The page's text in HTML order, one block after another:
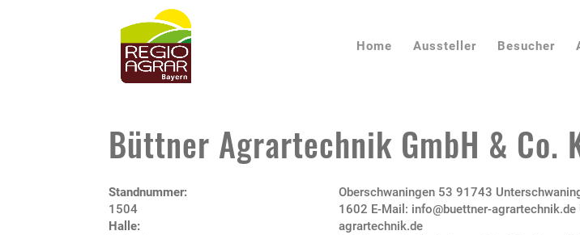
Home Aussteller Besucher
Büttner Agrartechnik GmbH & Co.
Standnummer:
1504
Halle:
Oberschwaningen 53 91743
1602 E-Mail: info@buettner-agrartechnik.de
agrartechnik.de